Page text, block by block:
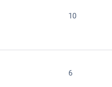
10
6